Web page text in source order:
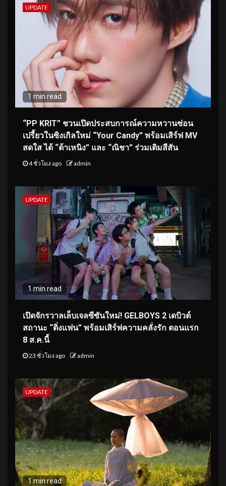
UPDATE
1 min read
“PP KRIT” ชวนเปิดประสบการณ์ความหวานซ่อน
เปรี้ยวในซิงเกิลใหม่ “Your Candy” พร้อมเสิร์ฟ MV
สดใส ได้ “ต้าเหนิง” และ “ณิชา” ร่วมเติมสีสัน
4 ชั่วโมง ago admin
UPDATE
1 min read
เปิดจักรวาลเล็บเจลซีซันใหม่! GELBOYS 2 เดบิวต์
สถานะ “ติ่งแฟน” พร้อมเสิร์ฟความคลั่งรัก ตอนแรก
8 ส.ค.นี้
23 ชั่วโมง ago admin
UPDATE
1 min read